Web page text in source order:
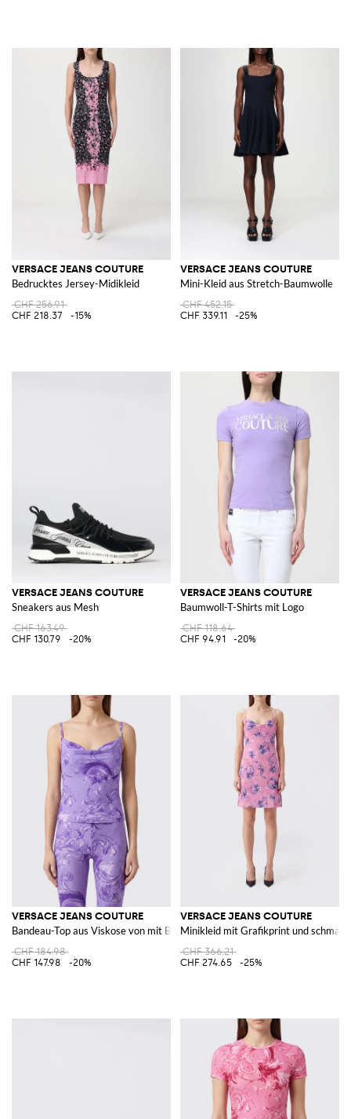
VERSACE JEANS COUTURE
Bedrucktes Jersey-Midikleid
CHF 256.91
CHF 218.37
-15%
VERSACE JEANS COUTURE
Mini-Kleid aus Stretch-Baumwolle
CHF 452.15
CHF 339.11
-25%
VERSACE JEANS COUTURE
Sneakers aus Mesh
CHF 163.49
CHF 130.79
-20%
VERSACE JEANS COUTURE
Baumwoll-T-Shirts mit Logo
CHF 118.64
CHF 94.91
-20%
VERSACE JEANS COUTURE
Bandeau-Top aus Viskose von mit Barock-Print und drapiertem Ausschnitt
CHF 184.98
CHF 147.98
-20%
VERSACE JEANS COUTURE
Minikleid mit Grafikprint und
CHF 366.21
CHF 274.65
-25%